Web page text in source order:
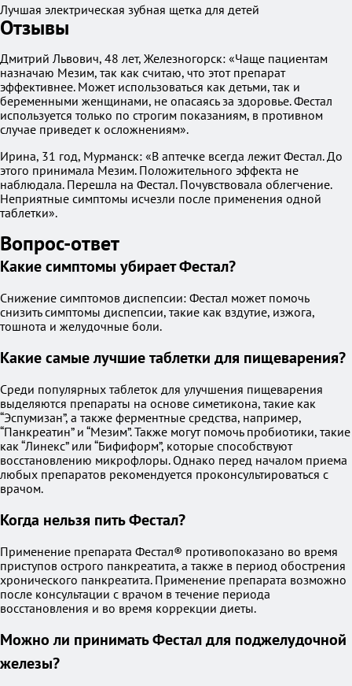
Лучшая электрическая зубная щетка для детей
Отзывы
Дмитрий Львович, 48 лет, Железногорск: «Чаще пациентам
назначаю Мезим, так как считаю, что этот препарат
эффективнее. Может использоваться как детьми, так и
беременными женщинами, не опасаясь за здоровье. Фестал
используется только по строгим показаниям, в противном
случае приведет к осложнениям».
Ирина, 31 год, Мурманск: «В аптечке всегда лежит Фестал. До
этого принимала Мезим. Положительного эффекта не
наблюдала. Перешла на Фестал. Почувствовала облегчение.
Неприятные симптомы исчезли после применения одной
таблетки».
Вопрос-ответ
Какие симптомы убирает Фестал?
Снижение симптомов диспепсии: Фестал может помочь
снизить симптомы диспепсии, такие как вздутие, изжога,
тошнота и желудочные боли.
Какие самые лучшие таблетки для пищеварения?
Среди популярных таблеток для улучшения пищеварения
выделяются препараты на основе симетикона, такие как
“Эспумизан”, а также ферментные средства, например,
“Панкреатин” и “Мезим”. Также могут помочь пробиотики, такие
как “Линекс” или “Бифиформ”, которые способствуют
восстановлению микрофлоры. Однако перед началом приема
любых препаратов рекомендуется проконсультироваться с
врачом.
Когда нельзя пить Фестал?
Применение препарата Фестал® противопоказано во время
приступов острого панкреатита, а также в период обострения
хронического панкреатита. Применение препарата возможно
после консультации с врачом в течение периода
восстановления и во время коррекции диеты.
Можно ли принимать Фестал для поджелудочной
железы?